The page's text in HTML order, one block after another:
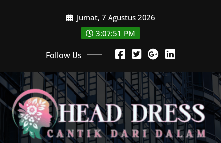
Jumat, 7 Agustus 2026
3:07:53 PM
Follow Us